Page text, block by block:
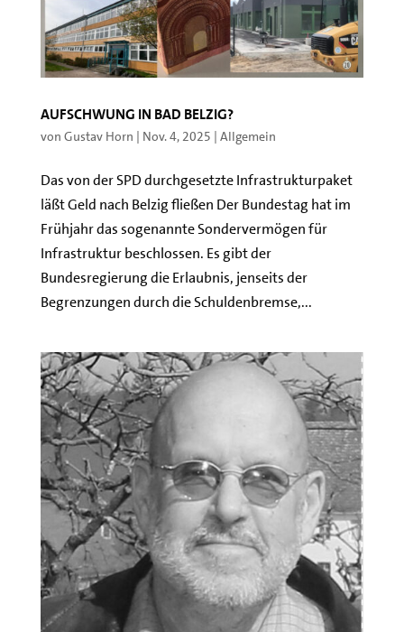
Aufschwung in Bad Belzig?
von Gustav Horn | Nov. 4, 2025 | Allgemein
Das von der SPD durchgesetzte Infrastrukturpaket
läßt Geld nach Belzig fließen Der Bundestag hat im
Frühjahr das sogenannte Sondervermögen für
Infrastruktur beschlossen. Es gibt der
Bundesregierung die Erlaubnis, jenseits der
Begrenzungen durch die Schuldenbremse,...